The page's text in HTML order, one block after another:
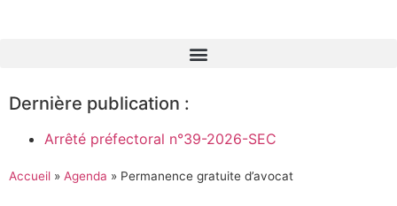
Dernière publication :
Arrêté préfectoral n°39-2026-SEC
Accueil » Agenda » Permanence gratuite d’avocat